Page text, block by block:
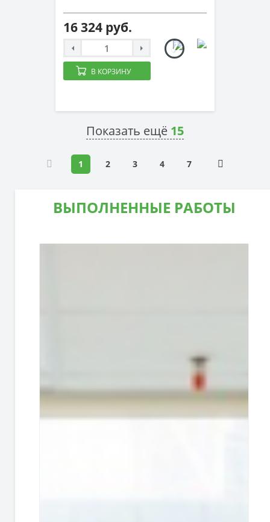
16 324 руб.
В КОРЗИНУ
Показать ещё 15
1 2 3 4 7
ВЫПОЛНЕННЫЕ РАБОТЫ